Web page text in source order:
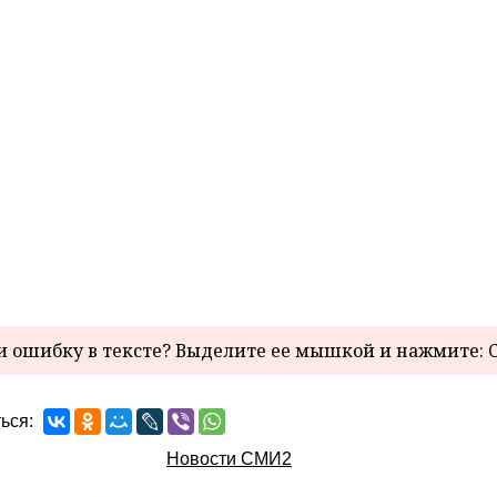
в тексте? Выделите ее мышкой и нажмите:
Новости СМИ2